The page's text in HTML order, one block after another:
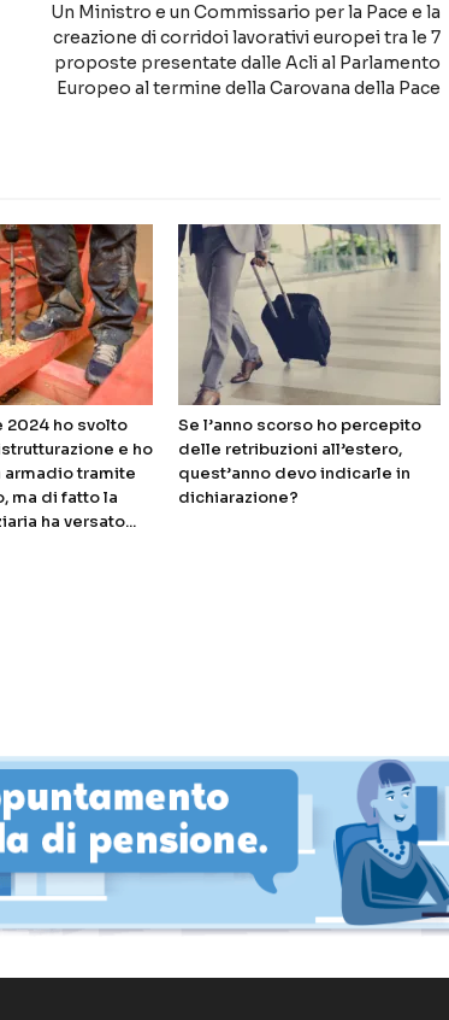
Un Ministro e un Commissario per la Pace e la
creazione di corridoi lavorativi europei tra le 7
proposte presentate dalle Acli al Parlamento
Europeo al termine della Carovana della Pace
2024 ho svolto
e ho
armadio tramite
ma di fatto la
ha versato...
Se l’anno scorso ho percepito
delle retribuzioni all’estero,
quest’anno devo indicarle in
dichiarazione?